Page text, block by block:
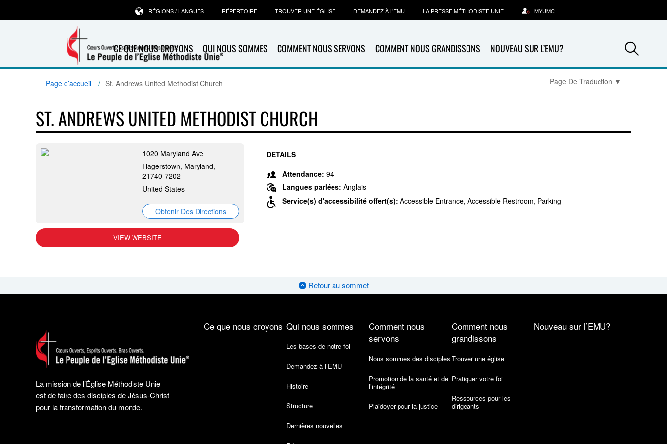
CE QUE NOUS CROYONS QUI NOUS SOMMES COMMENT NOUS SERVONS COMMENT NOUS GRANDISSONS NOUVEAU SUR L’EMU?
RÉGIONS / LANGUES RÉPERTOIRE TROUVER UNE ÉGLISE DEMANDEZ À L’EMU LA PRESSE MÉTHODISTE UNIE MYUMC
Page d’accueil St. Andrews United Methodist Church Page De Traduction ▼
ST. ANDREWS UNITED METHODIST CHURCH
1020 Maryland Ave
Hagerstown, Maryland,
21740-7202
United States
Obtenir Des Directions
VIEW WEBSITE
DETAILS
Attendance: 94
Langues parlées: Anglais
Service(s) d'accessibilité offert(s): Accessible Entrance, Accessible Restroom, Parking
Retour au sommet
La mission de l’Église Méthodiste Unie
est de faire des disciples de Jésus-Christ
pour la transformation du monde.
Ce que nous croyons Qui nous sommes
Les bases de notre foi
Demandez à l’EMU
Histoire
Structure
Dernières nouvelles
Comment nous
servons
Nous sommes des disciples
Promotion de la santé et de
l’intégrité
Plaidoyer pour la justice
Comment nous
grandissons
Trouver une église
Pratiquer votre foi
Ressources pour les
dirigeants
Nouveau sur l’EMU?